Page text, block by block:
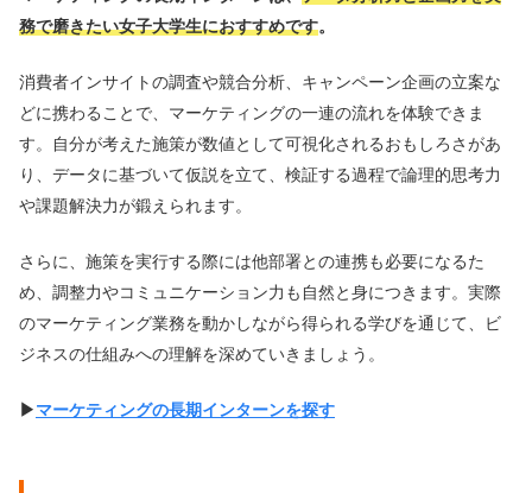
務で磨きたい女子大学生におすすめです。
消費者インサイトの調査や競合分析、キャンペーン企画の立案な
どに携わることで、マーケティングの一連の流れを体験できま
す。自分が考えた施策が数値として可視化されるおもしろさがあ
り、データに基づいて仮説を立て、検証する過程で論理的思考力
や課題解決力が鍛えられます。
さらに、施策を実行する際には他部署との連携も必要になるた
め、調整力やコミュニケーション力も自然と身につきます。実際
のマーケティング業務を動かしながら得られる学びを通じて、ビ
ジネスの仕組みへの理解を深めていきましょう。
▶︎マーケティングの長期インターンを探す